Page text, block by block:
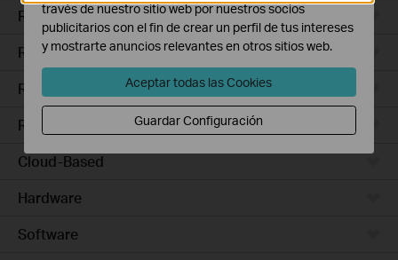
Routers Ethernet
Routers Wi-Fi
Routers 5G/4G
Routers Integrados
Cloud-Based
Hardware
Software
través de nuestro sitio web por nuestros socios
publicitarios con el fin de crear un perfil de tus intereses
y mostrarte anuncios relevantes en otros sitios web.
Aceptar todas las Cookies
Guardar Configuración